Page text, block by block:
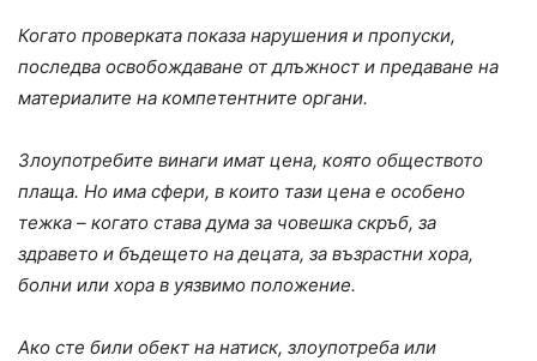
Когато проверката показа нарушения и пропуски,
последва освобождаване от длъжност и предаване на
материалите на компетентните органи.
Злоупотребите винаги имат цена, която обществото
плаща. Но има сфери, в които тази цена е особено
тежка – когато става дума за човешка скръб, за
здравето и бъдещето на децата, за възрастни хора,
болни или хора в уязвимо положение.
Ако сте били обект на натиск, злоупотреба или